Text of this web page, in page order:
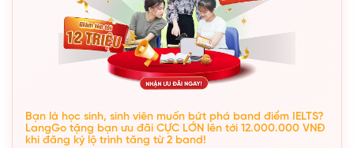
Bạn là học sinh, sinh viên muốn bứt phá band điểm IELTS?
LangGo tặng bạn ưu đãi CỰC LỚN lên tới 12.000.000 VNĐ
khi đăng ký lộ trình tăng từ 2 band!